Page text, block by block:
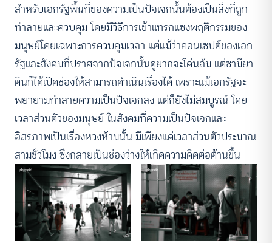
สำหรับเอกรัฐพื้นที่ของความเป็นปัจเจกนั้นต้องเป็นสิ่งที่ถูก
ทำลายและควบคุม โดยมีวิธีการเข้าแทรกแซงพฤติกรรมของ
มนุษย์โดยเฉพาะการควบคุมเวลา แต่แม้ว่าคอนเซปต์ของเอก
รัฐและสังคมที่ปราศจากปัจเจกนั้นดูยากจะโค่นล้ม แต่ซามียา
ตินก็ได้เปิดช่องให้สามารถดำเนินเรื่องได้ เพราะแม้เอกรัฐจะ
พยายามทำลายความเป็นปัจเจกลง แต่ก็ยังไม่สมบูรณ์ โดย
เวลาส่วนตัวของมนุษย์ ในสังคมที่ความเป็นปัจเจกและ
อิสรภาพเป็นเรื่องหวงห้ามนั้น มีเพียงแค่เวลาส่วนตัวประมาณ
สามชั่วโมง ซึ่งกลายเป็นช่องว่างให้เกิดความคิดต่อต้านขึ้น